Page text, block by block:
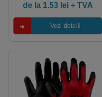
de la 1.53 lei+ TVA
Vezi detalii